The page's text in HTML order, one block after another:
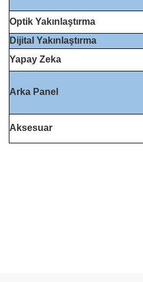
Optik Yakınlaştırma
Dijital Yakınlaştırma
Yapay Zeka
Arka Panel
Aksesuar
Bu ürünün fiyat bilgisi, resim,